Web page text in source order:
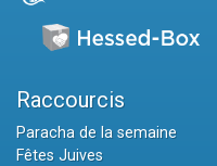
Raccourcis
Paracha de la semaine
Fêtes Juives